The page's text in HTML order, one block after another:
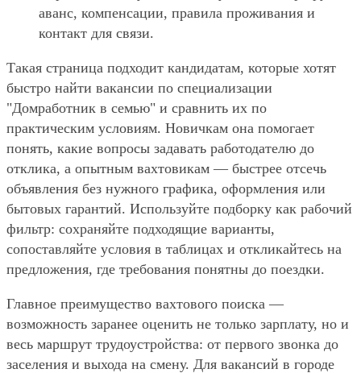
аванс, компенсации, правила проживания и
контакт для связи.
Такая страница подходит кандидатам, которые хотят
быстро найти вакансии по специализации
"Домработник в семью" и сравнить их по
практическим условиям. Новичкам она помогает
понять, какие вопросы задавать работодателю до
отклика, а опытным вахтовикам — быстрее отсечь
объявления без нужного графика, оформления или
бытовых гарантий. Используйте подборку как рабочий
фильтр: сохраняйте подходящие варианты,
сопоставляйте условия в таблицах и откликайтесь на
предложения, где требования понятны до поездки.
Главное преимущество вахтового поиска —
возможность заранее оценить не только зарплату, но и
весь маршрут трудоустройства: от первого звонка до
заселения и выхода на смену. Для вакансий в городе